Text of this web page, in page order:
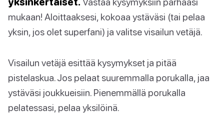
mukaan! Aloittaaksesi, kokoaa ystäväsi (tai pelaa
yksin, jos olet superfani) ja valitse visailun vetäjä.
Visailun vetäjä esittää kysymykset ja pitää
pistelaskua. Jos pelaat suuremmalla porukalla, jaa
ystäväsi joukkueisiin. Pienemmällä porukalla
pelatessasi, pelaa yksilöinä.